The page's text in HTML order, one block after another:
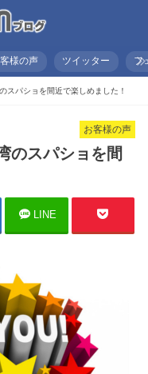
様の声 ツイッター フ
スパショを間近で楽しめました！
お客様の声
のスパショを間
LINE